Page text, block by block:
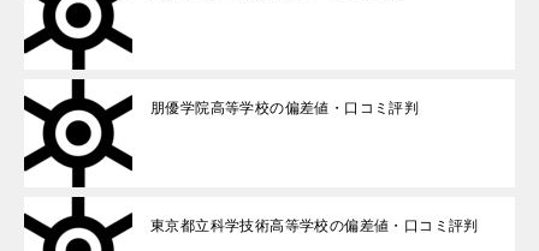
朋優学院高等学校の偏差値・口コミ評判
東京都立科学技術高等学校の偏差値・口コミ評判